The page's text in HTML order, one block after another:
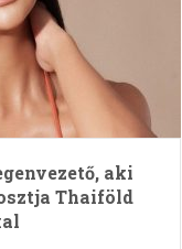
aki
Thaiföld